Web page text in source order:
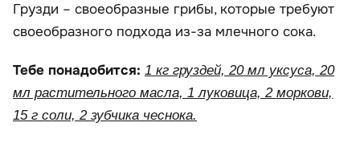
Грузди – своеобразные грибы, которые требуют
своеобразного подхода из-за млечного сока.
Тебе понадобится: 1 кг груздей, 20 мл уксуса, 20
мл растительного масла, 1 луковица, 2 моркови,
15 г соли, 2 зубчика чеснока.